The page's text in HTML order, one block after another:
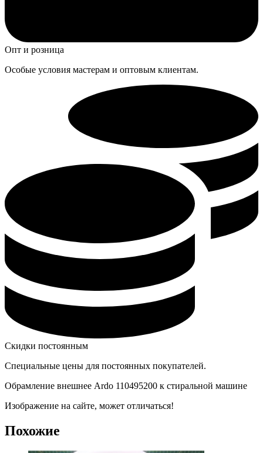
Опт и розница
Особые условия мастерам и оптовым клиентам.
Скидки постоянным
Специальные цены для постоянных покупателей.
Обрамление внешнее Ardo 110495200 к стиральной машине
Изображение на сайте, может отличаться!
Похожие